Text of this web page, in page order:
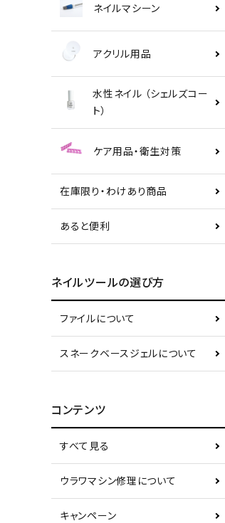
ネイルマシーン
アクリル用品
水性ネイル （シェルズコー
ト）
ケア用品・衛生対策
在庫限り・わけあり商品
あると便利
ネイルツールの選び方
ファイルについて
スネークベースジェルについて
コンテンツ
すべて見る
ウラワマシン修理について
キャンペーン